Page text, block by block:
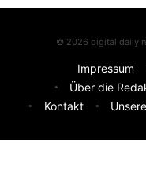
© 2026 digital daily
Impressum
Über die
Kontakt